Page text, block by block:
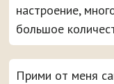
настроение,
большое
Прими от меня